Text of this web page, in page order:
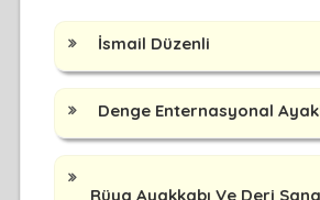
İsmail Düzenli
Denge Enternasyonal
Rüya Ayakkabı Ve Deri